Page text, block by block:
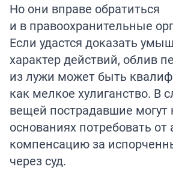
Но они вправе обратиться
и в правоохранительные
Если удастся доказать
характер действий, облив
из лужи может быть
как мелкое хулиганство. В
вещей пострадавшие могут
основаниях потребовать
компенсацию за
через суд.